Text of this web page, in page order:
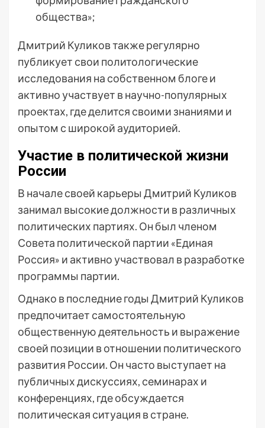
общества»;
Дмитрий Куликов также регулярно
публикует свои политологические
исследования на собственном блоге и
активно участвует в научно-популярных
проектах, где делится своими знаниями и
опытом с широкой аудиторией.
Участие в политической жизни
России
В начале своей карьеры Дмитрий Куликов
занимал высокие должности в различных
политических партиях. Он был членом
Совета политической партии «Единая
Россия» и активно участвовал в разработке
программы партии.
Однако в последние годы Дмитрий Куликов
предпочитает самостоятельную
общественную деятельность и выражение
своей позиции в отношении политического
развития России. Он часто выступает на
публичных дискуссиях, семинарах и
конференциях, где обсуждается
политическая ситуация в стране.